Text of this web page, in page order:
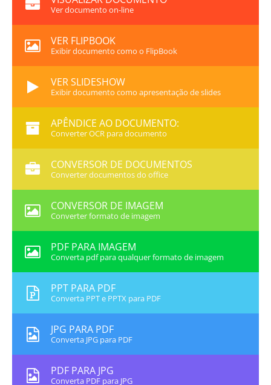
Ver documento on-line
VER FLIPBOOK
Exibir documento como o FlipBook
VER SLIDESHOW
Exibir documento como apresentação de slides
APÊNDICE AO DOCUMENTO:
Converter OCR para documento
CONVERSOR DE DOCUMENTOS
Converter documentos do office
CONVERSOR DE IMAGEM
Converter formato de imagem
PDF PARA IMAGEM
Converta pdf para qualquer formato de imagem
PPT PARA PDF
Converta PPT e PPTX para PDF
JPG PARA PDF
Converta JPG para PDF
PDF PARA JPG
Converta PDF para JPG